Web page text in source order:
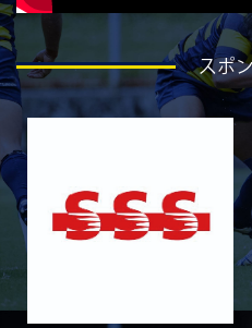
4月26日 亀岡ラグビ
2026/04/18
4月19日 関西セブンズ
2025/12/12
12月13日 大阪体育大
スポ